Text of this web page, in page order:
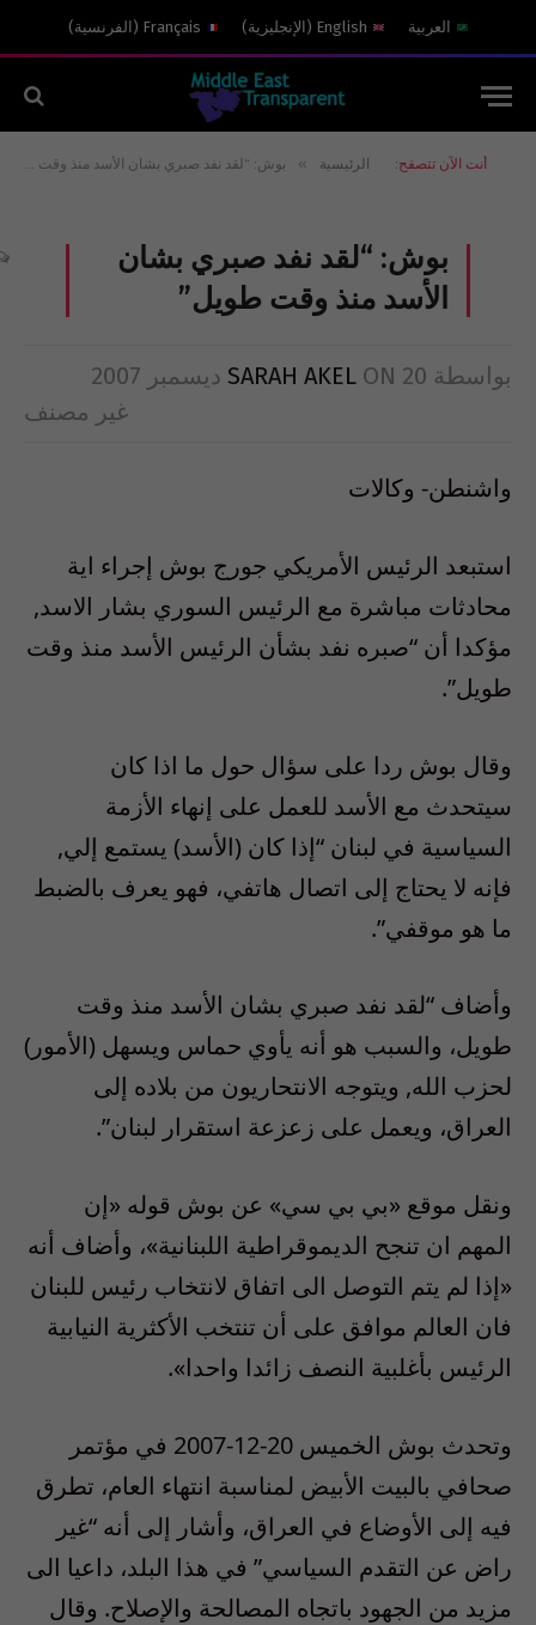
العربية English
( الإنجليزية)
Français
( الفرنسية)
أنت الآن تتصفح: الرئيسية » بوش: “لقد نفد صبري بشان الأسد منذ وقت طويل”
بوش: “لقد نفد صبري بشان
الأسد منذ وقت طويل”
بواسطة SARAH AKEL ON 20 ديسمبر 2007
غير مصنف
واشنطن- وكالات
استبعد الرئيس الأمريكي جورج بوش إجراء اية
محادثات مباشرة مع الرئيس السوري بشار الاسد,
مؤكدا أن “صبره نفد بشأن الرئيس الأسد منذ وقت
طويل”.
وقال بوش ردا على سؤال حول ما اذا كان
سيتحدث مع الأسد للعمل على إنهاء الأزمة
السياسية في لبنان “إذا كان (الأسد) يستمع إلي,
فإنه لا يحتاج إلى اتصال هاتفي، فهو يعرف بالضبط
ما هو موقفي”.
وأضاف “لقد نفد صبري بشان الأسد منذ وقت
طويل، والسبب هو أنه يأوي حماس ويسهل (الأمور)
لحزب الله, ويتوجه الانتحاريون من بلاده إلى
العراق، ويعمل على زعزعة استقرار لبنان”.
ونقل موقع «بي بي سي» عن بوش قوله «إن
المهم ان تنجح الديموقراطية اللبنانية»، وأضاف أنه
«إذا لم يتم التوصل الى اتفاق لانتخاب رئيس للبنان
فان العالم موافق على أن تنتخب الأكثرية النيابية
الرئيس بأغلبية النصف زائدا واحدا».
وتحدث بوش الخميس 20-12-2007 في مؤتمر
صحافي بالبيت الأبيض لمناسبة انتهاء العام، تطرق
فيه إلى الأوضاع في العراق، وأشار إلى أنه “غير
راض عن التقدم السياسي” في هذا البلد، داعيا الى
مزيد من الجهود باتجاه المصالحة والإصلاح. وقال